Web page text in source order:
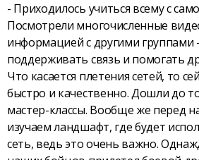
- Приходилось учиться всему с
Посмотрели многочисленные
информацией с другими группами
поддерживать связь и помогать
Что касается плетения сетей, то
быстро и качественно. Дошли до
мастер-классы. Вообще же перед
изучаем ландшафт, где будет
сеть, ведь это очень важно.